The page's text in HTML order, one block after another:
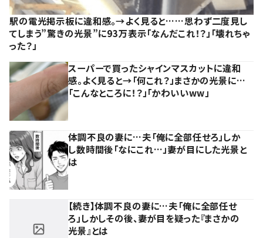
駅の電光掲示板に違和感。→よく見ると……思わず二度見し
てしまう”驚きの光景”に93万表示「なんだこれ！？」「壊れちゃ
った？」
スーパーで買ったシャインマスカットに違和
感。よく見ると→「何これ？」まさかの光景に…
「こんなところに！？」「かわいいww」
体調不良の妻に…夫「俺に全部任せろ」しか
し数時間後「なにこれ…」妻が目にした光景と
は
【続き】体調不良の妻に…夫「俺に全部任せ
ろ」しかしその後、妻が目を疑った『まさかの
光景』とは